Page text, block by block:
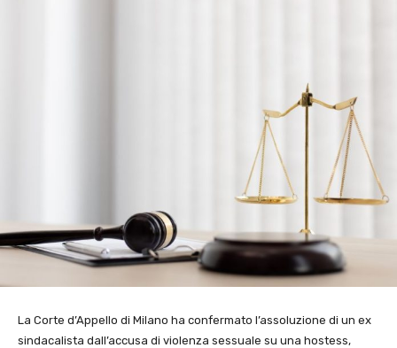
La Corte d’Appello di Milano ha confermato l’assoluzione di un ex
sindacalista dall’accusa di violenza sessuale su una hostess,